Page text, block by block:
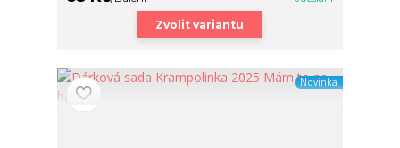
Zvolit variantu
Novinka